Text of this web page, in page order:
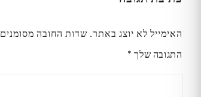
האימייל לא יוצג באתר. שדות החובה מסומנים
התגובה שלך *